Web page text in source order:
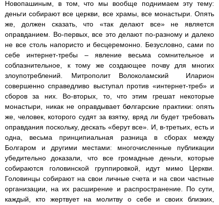
Новопашиным, в том, что мы вообще поднимаем эту тему:
деньги собирают все церкви, все храмы, все монастыри. Опять
же, должен сказать, что «так делают все» не является
оправданием. Во-первых, все это делают по-разному и далеко
не все столь напористо и бесцеремонно. Безусловно, сами по
себе интернет-требы – явление весьма сомнительное и
соблазнительное, к тому же создающее почву для многих
злоупотреблений. Митрополит Волоколамский Иларион
совершенно справедливо выступал против «интернет-треб» и
сборов за них. Во-вторых, то, что этим грешат некоторые
монастыри, никак не оправдывает болгарские практики: опять
же, человек, которого судят за взятку, вряд ли будет требовать
оправдания поскольку, дескать «берут все». И, в-третьих, есть и
одна, весьма принципиальная разница в сборах между
Болгаром и другими местами: многочисленные публикации
убедительно доказали, что все громадные деньги, которые
собираются головинской группировкой, идут мимо Церкви.
Головинцы собирают на свои личные счета и на свои частные
организации, на их расширение и распространение. По сути,
каждый, кто жертвует на молитву о себе и своих близких,